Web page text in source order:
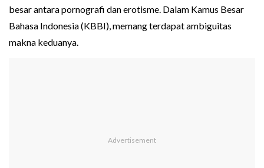
besar antara pornografi dan erotisme. Dalam Kamus Besar
Bahasa Indonesia (KBBI), memang terdapat ambiguitas
makna keduanya.